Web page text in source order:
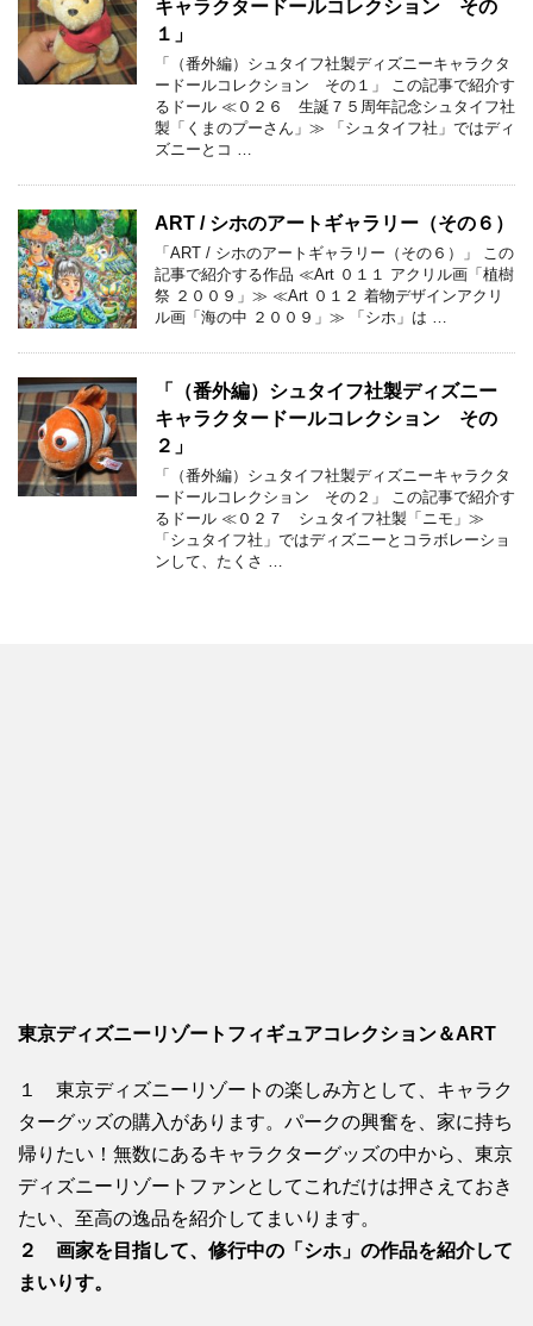
キャラクタードールコレクション その
１」
「（番外編）シュタイフ社製ディズニーキャラクタ
ードールコレクション その１」 この記事で紹介す
るドール ≪０２６ 生誕７５周年記念シュタイフ社
製「くまのプーさん」≫ 「シュタイフ社」ではディ
ズニーとコ …
ART / シホのアートギャラリー（その６）
「ART / シホのアートギャラリー（その６）」 この
記事で紹介する作品 ≪Art ０１１ アクリル画「植樹
祭 ２００９」≫ ≪Art ０１２ 着物デザインアクリ
ル画「海の中 ２００９」≫ 「シホ」は …
「（番外編）シュタイフ社製ディズニー
キャラクタードールコレクション その
２」
「（番外編）シュタイフ社製ディズニーキャラクタ
ードールコレクション その２」 この記事で紹介す
るドール ≪０２７ シュタイフ社製「ニモ」≫
「シュタイフ社」ではディズニーとコラボレーショ
ンして、たくさ …
東京ディズニーリゾートフィギュアコレクション＆ART
１ 東京ディズニーリゾートの楽しみ方として、キャラク
ターグッズの購入があります。パークの興奮を、家に持ち
帰りたい！無数にあるキャラクターグッズの中から、東京
ディズニーリゾートファンとしてこれだけは押さえておき
たい、至高の逸品を紹介してまいります。
２ 画家を目指して、修行中の「シホ」の作品を紹介して
まいりす。